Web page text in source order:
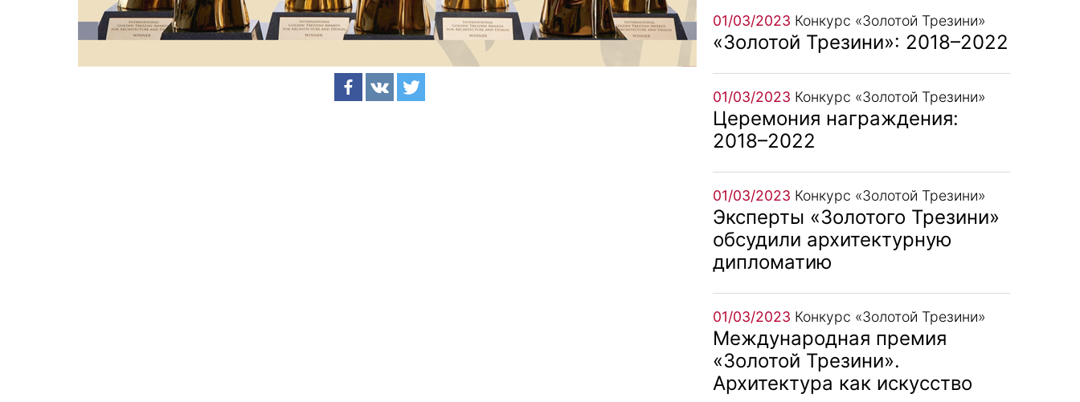
01/03/2023 Конкурс «Золотой Трезини»
«Золотой Трезини»: 2018–2022
01/03/2023 Конкурс «Золотой Трезини»
Церемония награждения:
2018–2022
01/03/2023 Конкурс «Золотой Трезини»
Эксперты «Золотого Трезини»
обсудили архитектурную
дипломатию
01/03/2023 Конкурс «Золотой Трезини»
Международная премия
«Золотой Трезини».
Архитектура как искусство